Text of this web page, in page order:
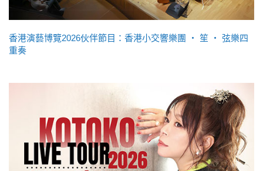
香港演藝博覽2026伙伴節目：香港小交響樂團 ‧ 笙 ‧ 弦樂四
重奏